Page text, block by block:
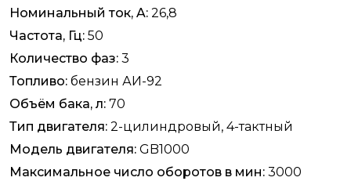
Номинальный ток, A: 26,8
Частота, Гц: 50
Количество фаз: 3
Топливо: бензин АИ-92
Объём бака, л: 70
Тип двигателя: 2-цилиндровый, 4-тактный
Модель двигателя: GB1000
Максимальное число оборотов в мин: 3000